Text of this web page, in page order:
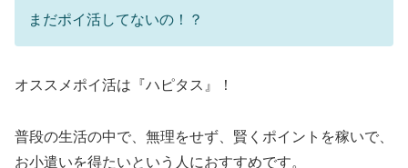
まだポイ活してないの！？
オススメポイ活は『ハピタス』！
普段の生活の中で、無理をせず、賢くポイントを稼いで、
お小遣いを得たいという人におすすめです。